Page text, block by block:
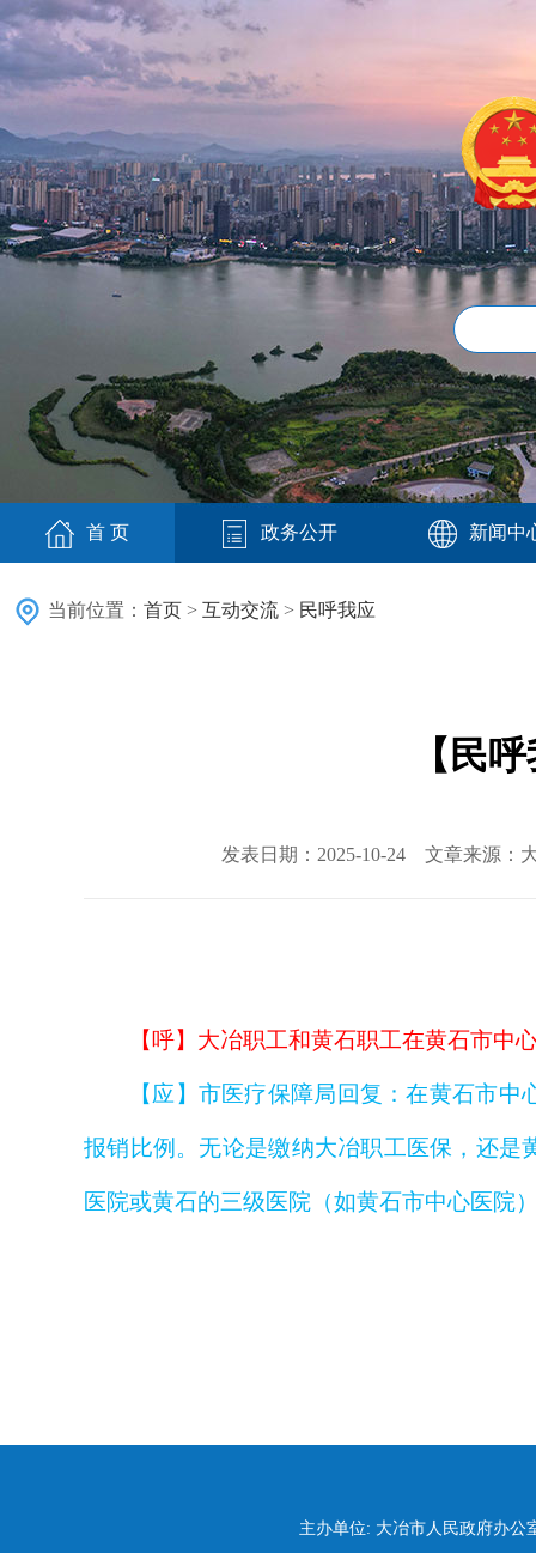
首 页 政务公开 新闻中
当前位置： 首页 > 互动交流 > 民呼我应
【民
发表日期：2025-10-24 文章来源：
【呼】大冶职工和黄石职工在黄石市中
【应】市医疗保障局回复：在黄石市
报销比例。无论是缴纳大冶职工医保，还
医院或黄石的三级医院（如黄石市中心医院
主办单位: 大冶市人民政府办公